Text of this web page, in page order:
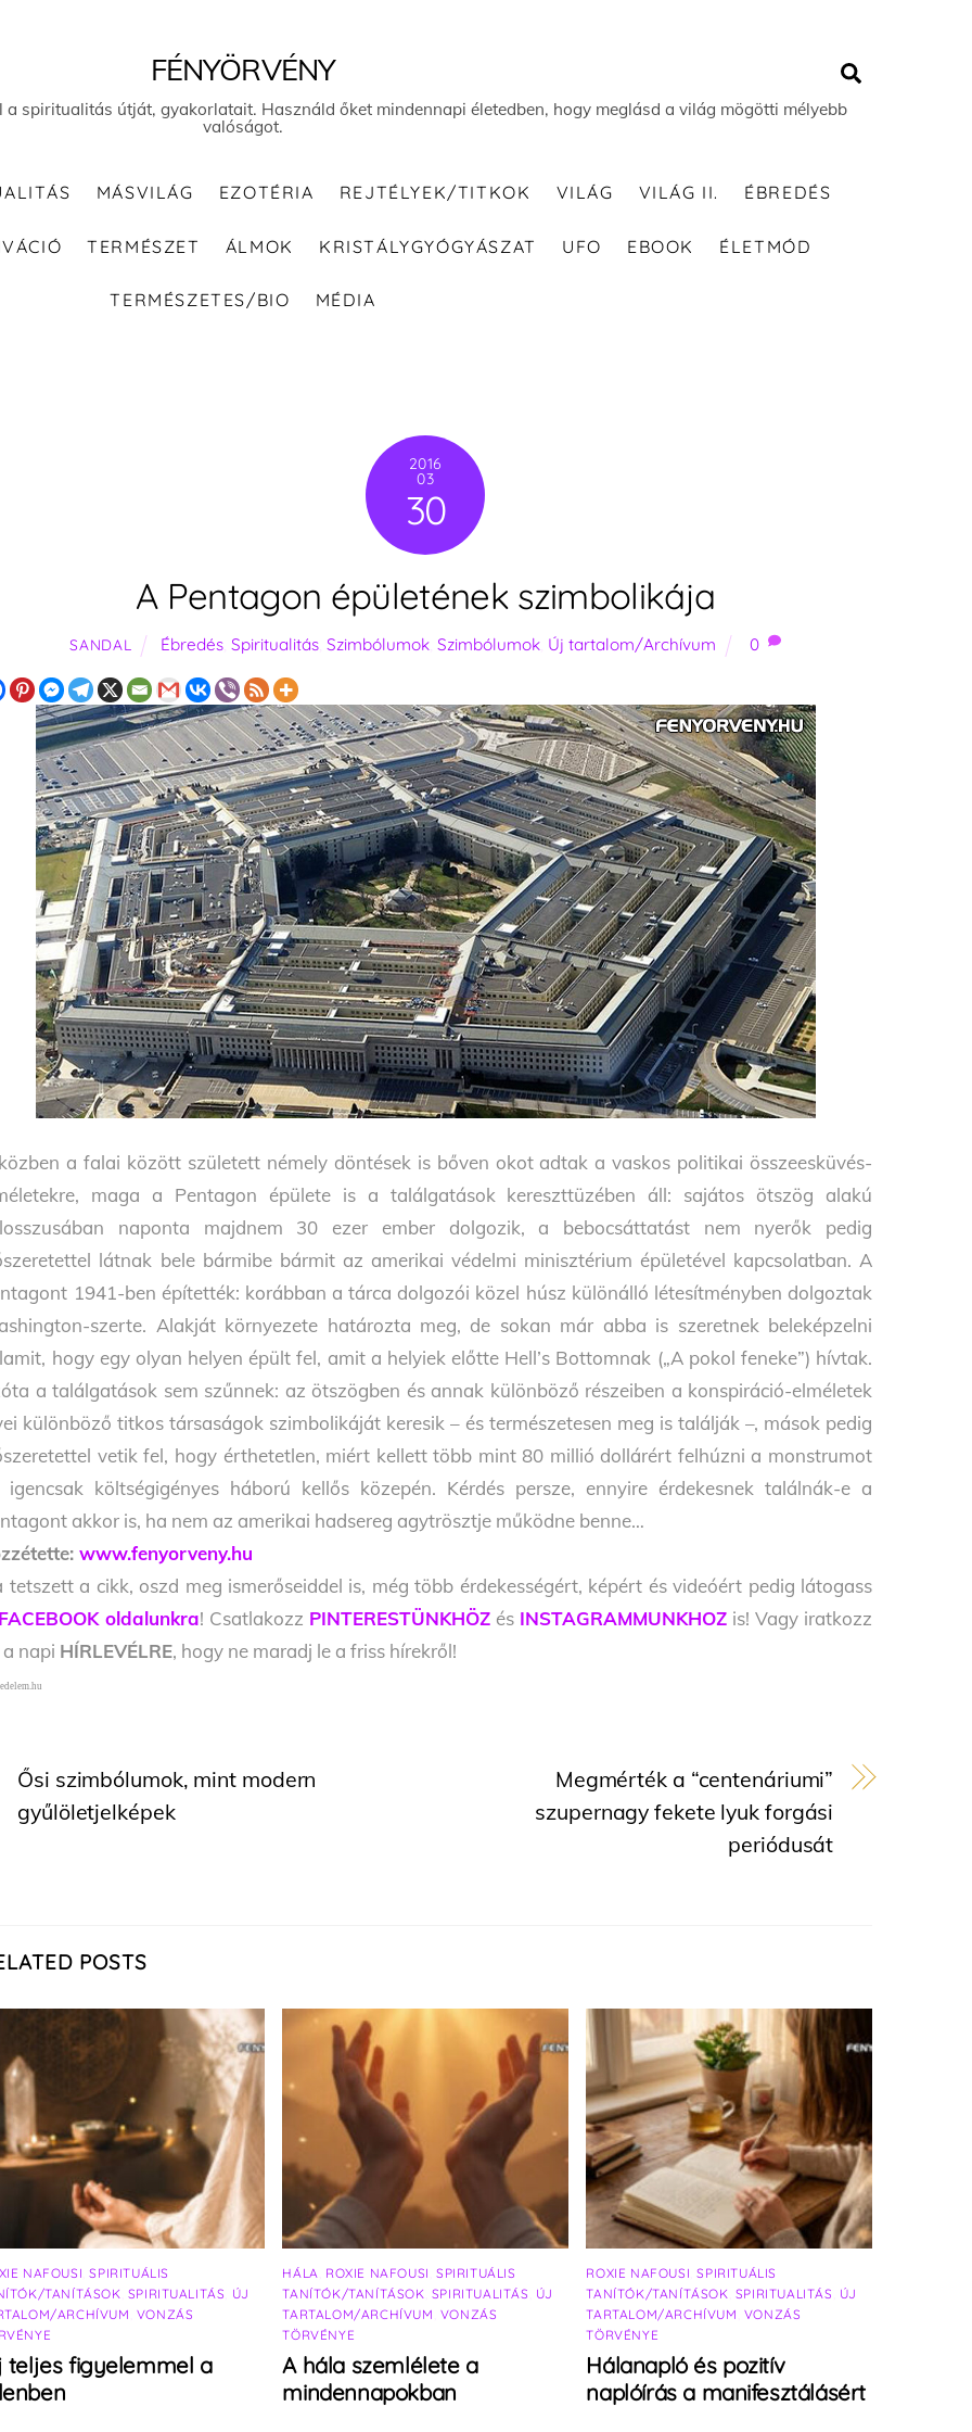
FÉNYÖRVÉNY
a spiritualitás útját, gyakorlatait. Használd őket mindennapi életedben, hogy meglásd a világ mögötti mélyebb
valóságot.
MÁSVILÁG EZOTÉRIA REJTÉLYEK/TITKOK VILÁG VILÁG II. ÉBREDÉS
TERMÉSZET ÁLMOK KRISTÁLYGYÓGYÁSZAT UFO EBOOK ÉLETMÓD
TERMÉSZETES/BIO MÉDIA
2016
03
30
A Pentagon épületének szimbolikája
SANDAL Ébredés ,Spiritualitás ,Szimbólumok ,Szimbólumok Új tartalom/Archívum 0
a falai között született némely döntések is bőven okot adtak a vaskos politikai összeesküvés-
maga a Pentagon épülete is a találgatások kereszttüzében áll: sajátos ötszög alakú
naponta majdnem 30 ezer ember dolgozik, a bebocsáttatást nem nyerők pedig
látnak bele bármibe bármit az amerikai védelmi minisztérium épületével kapcsolatban. A
1941-ben építették: korábban a tárca dolgozói közel húsz különálló létesítményben dolgoztak
szerte. Alakját környezete határozta meg, de sokan már abba is szeretnek beleképzelni
hogy egy olyan helyen épült fel, amit a helyiek előtte Hell’s Bottomnak („A pokol feneke”) hívtak.
a találgatások sem szűnnek: az ötszögben és annak különböző részeiben a konspiráció-elméletek
különböző titkos társaságok szimbolikáját keresik – és természetesen meg is találják –, mások pedig
vetik fel, hogy érthetetlen, miért kellett több mint 80 millió dollárért felhúzni a monstrumot
igencsak költségigényes háború kellős közepén. Kérdés persze, ennyire érdekesnek találnák-e a
akkor is, ha nem az amerikai hadsereg agytrösztje működne benne…
www.fenyorveny.hu
tetszett a cikk, oszd meg ismerőseiddel is, még több érdekességért, képért és videóért pedig látogass
FACEBOOK oldalunkra! Csatlakozz PINTERESTÜNKHÖZ és INSTAGRAMMUNKHOZ is! Vagy iratkozz
napi HÍRLEVÉLRE, hogy ne maradj le a friss hírekről!
Ősi szimbólumok, mint modern
gyűlöletjelképek
Megmérték a “centenáriumi”
szupernagy fekete lyuk forgási
periódusát
POSTS
NAFOUSI ,SPIRITUÁLIS
TANÍTÁSOK SPIRITUALITÁS ÚJ
ARCHÍVUM VONZÁS
teljes figyelemmel a
HÁLA ROXIE NAFOUSI SPIRITUÁLIS
TANÍTÓK/TANÍTÁSOK SPIRITUALITÁS ÚJ
TARTALOM/ARCHÍVUM VONZÁS
TÖRVÉNYE
A hála szemlélete a
mindennapokban
ROXIE NAFOUSI ,SPIRITUÁLIS
TANÍTÓK/TANÍTÁSOK SPIRITUALITÁS ÚJ
TARTALOM/ARCHÍVUM VONZÁS
TÖRVÉNYE
Hálanapló és pozitív
naplóírás a manifesztálásért